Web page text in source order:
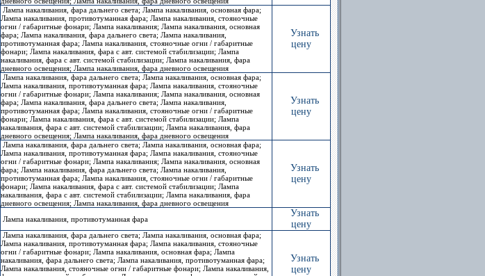
Лампа накаливания, фара дальнего света; Лампа накаливания, основная фара;
Лампа накаливания, противотуманная фара; Лампа накаливания, стояночные
огни / габаритные фонари; Лампа накаливания; Лампа накаливания, основная
фара; Лампа накаливания, фара дальнего света; Лампа накаливания,
противотуманная фара; Лампа накаливания, стояночные огни / габаритные
фонари; Лампа накаливания, фара с авт. системой стабилизации; Лампа
накаливания, фара с авт. системой стабилизации; Лампа накаливания, фара
дневного освещения; Лампа накаливания, фара дневного освещения
Узнать
цену
Лампа накаливания, фара дальнего света; Лампа накаливания, основная фара;
Лампа накаливания, противотуманная фара; Лампа накаливания, стояночные
огни / габаритные фонари; Лампа накаливания; Лампа накаливания, основная
фара; Лампа накаливания, фара дальнего света; Лампа накаливания,
противотуманная фара; Лампа накаливания, стояночные огни / габаритные
фонари; Лампа накаливания, фара с авт. системой стабилизации; Лампа
накаливания, фара с авт. системой стабилизации; Лампа накаливания, фара
дневного освещения; Лампа накаливания, фара дневного освещения
Узнать
цену
Лампа накаливания, фара дальнего света; Лампа накаливания, основная фара;
Лампа накаливания, противотуманная фара; Лампа накаливания, стояночные
огни / габаритные фонари; Лампа накаливания; Лампа накаливания, основная
фара; Лампа накаливания, фара дальнего света; Лампа накаливания,
противотуманная фара; Лампа накаливания, стояночные огни / габаритные
фонари; Лампа накаливания, фара с авт. системой стабилизации; Лампа
накаливания, фара с авт. системой стабилизации; Лампа накаливания, фара
дневного освещения; Лампа накаливания, фара дневного освещения
Узнать
цену
Лампа накаливания, противотуманная фара
Узнать
цену
Лампа накаливания, фара дальнего света; Лампа накаливания, основная фара;
Лампа накаливания, противотуманная фара; Лампа накаливания, стояночные
огни / габаритные фонари; Лампа накаливания, основная фара; Лампа
накаливания, фара дальнего света; Лампа накаливания, противотуманная фара;
Лампа накаливания, стояночные огни / габаритные фонари; Лампа накаливания,
Узнать
цену